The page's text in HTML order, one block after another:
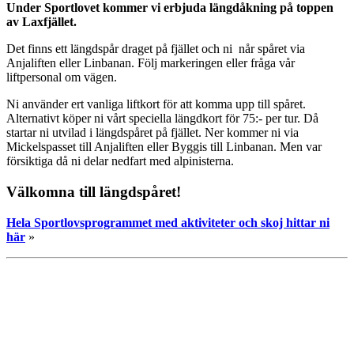
Under Sportlovet kommer vi erbjuda längdåkning på toppen
av Laxfjället.
Det finns ett längdspår draget på fjället och ni når spåret via
Anjaliften eller Linbanan. Följ markeringen eller fråga vår
liftpersonal om vägen.
Ni använder ert vanliga liftkort för att komma upp till spåret.
Alternativt köper ni vårt speciella längdkort för 75:- per tur. Då
startar ni utvilad i längdspåret på fjället. Ner kommer ni via
Mickelspasset till Anjaliften eller Byggis till Linbanan. Men var
försiktiga då ni delar nedfart med alpinisterna.
Välkomna till längdspåret!
Hela Sportlovsprogrammet med aktiviteter och skoj hittar ni
här »